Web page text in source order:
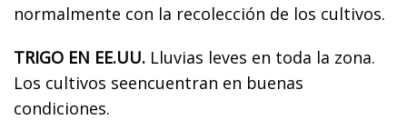
normalmente con la recolección de los cultivos.
TRIGO EN EE.UU. Lluvias leves en toda la zona.
Los cultivos seencuentran en buenas
condiciones.